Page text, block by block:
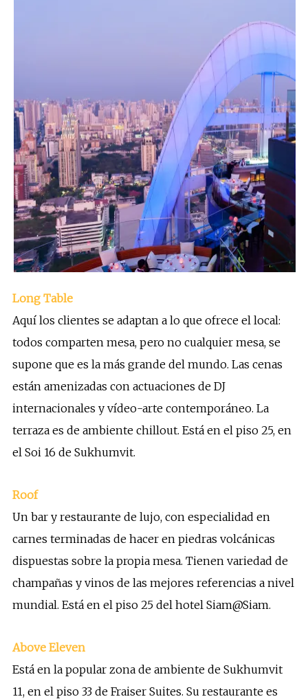
Long Table
Aquí los clientes se adaptan a lo que ofrece el local:
todos comparten mesa, pero no cualquier mesa, se
supone que es la más grande del mundo. Las cenas
están amenizadas con actuaciones de DJ
internacionales y vídeo-arte contemporáneo. La
terraza es de ambiente chillout. Está en el piso 25, en
el Soi 16 de Sukhumvit.
Roof
Un bar y restaurante de lujo, con especialidad en
carnes terminadas de hacer en piedras volcánicas
dispuestas sobre la propia mesa. Tienen variedad de
champañas y vinos de las mejores referencias a nivel
mundial. Está en el piso 25 del hotel Siam@Siam.
Above Eleven
Está en la popular zona de ambiente de Sukhumvit
11, en el piso 33 de Fraiser Suites. Su restaurante es